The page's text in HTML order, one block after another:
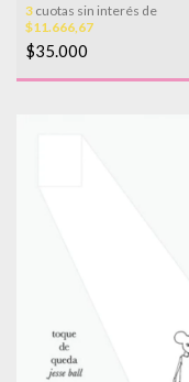
3 cuotas sin interés de
$11.666,67
$35.000